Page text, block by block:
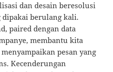
dan desain beresolusi
berulang kali.
paired dengan data
membantu kita
pesan yang
Kecenderungan